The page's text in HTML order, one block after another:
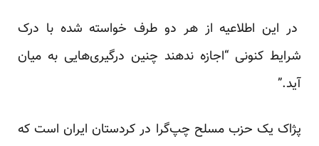
در این اطلاعیه از هر دو طرف خواسته شده با درک
شرایط کنونی “اجازه ندهند چنین درگیری‌هایی به میان
آید.”
پژاک یک حزب مسلح چپ‌گرا در کردستان ایران است که